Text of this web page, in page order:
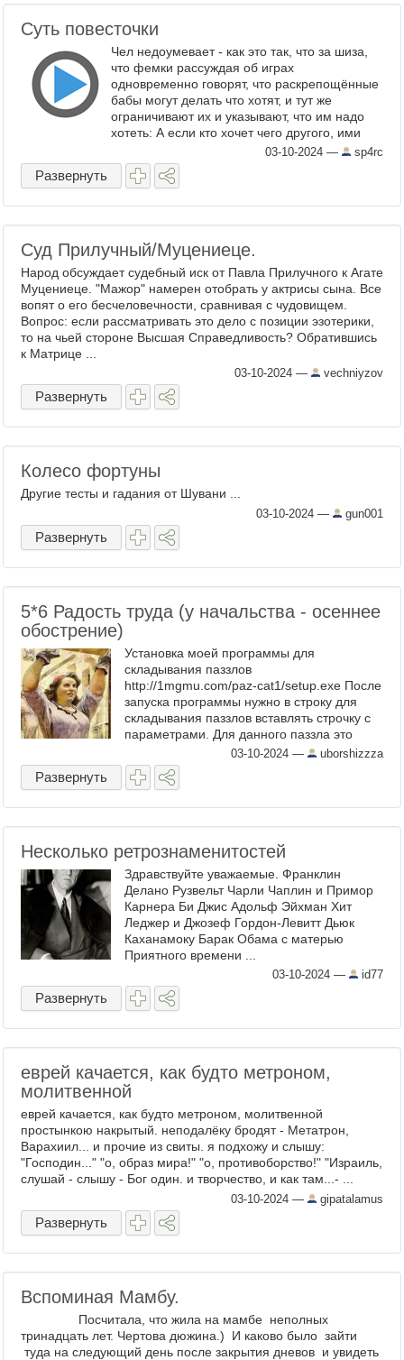
Суть повесточки
Чел недоумевает - как это так, что за шиза,
что фемки рассуждая об играх
одновременно говорят, что раскрепощённые
бабы могут делать что хотят, и тут же
ограничивают их и указывают, что им надо
хотеть: А если кто хочет чего другого, ими
запрещённого, то это и не баба вовсе, а ...
03-10-2024 — sp4rc
Развернуть
Суд Прилучный/Муцениеце.
Народ обсуждает судебный иск от Павла Прилучного к Агате
Муцениеце. "Мажор" намерен отобрать у актрисы сына. Все
вопят о его бесчеловечности, сравнивая с чудовищем.
Вопрос: если рассматривать это дело с позиции эзотерики,
то на чьей стороне Высшая Справедливость? Обратившись
к Матрице ...
03-10-2024 — vechniyzov
Развернуть
Колесо фортуны
Другие тесты и гадания от Шувани ...
03-10-2024 — gun001
Развернуть
5​*6 Радость труда (у начальства - осеннее
обострение)
Установка моей программы для
складывания паззлов
http://1mgmu.com/paz-cat1/setup.exe После
запуска программы нужно в строку для
складывания паззлов вставлять строчку с
параметрами. Для данного паззла это
puzlscG7 100 5 6 ...03-10-2024 — uborshizzza
Развернуть
Несколько ретрознаменитостей
Здравствуйте уважаемые. Франклин
Делано Рузвельт Чарли Чаплин и Примор
Карнера Би Джис Адольф Эйхман Хит
Леджер и Джозеф Гордон-Левитт Дьюк
Каханамоку Барак Обама с матерью
Приятного времени ...
03-10-2024 — id77
Развернуть
еврей качается, как будто метроном,
молитвенной
еврей качается, как будто метроном, молитвенной
простынкою накрытый. неподалёку бродят - Метатрон,
Варахиил... и прочие из свиты. я подхожу и слышу:
"Господин..." "о, образ мира!" "о, противоборство!" "Израиль,
слушай - слышу - Бог один. и творчество, и как там...- ...
03-10-2024 — gipatalamus
Развернуть
Вспоминая Мамбу.
Посчитала, что жила на мамбе неполных
тринадцать лет. Чертова дюжина.) И каково было зайти
туда на следующий день после закрытия дневов и увидеть